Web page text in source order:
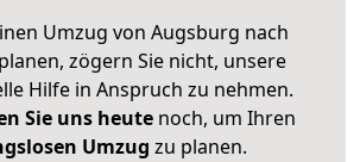
Umzug von Augsburg nach
zögern Sie nicht, unsere
Hilfe in Anspruch zu nehmen.
Sie uns heutenoch, um Ihren
Umzug zu planen.